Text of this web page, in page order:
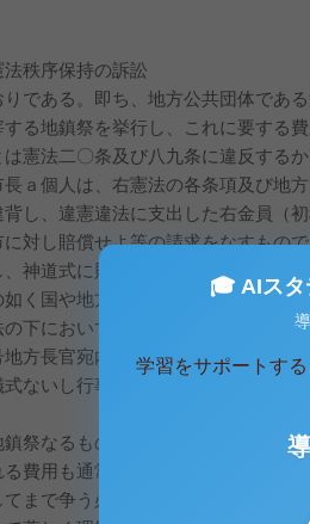
秩序保持の訴訟
である。即ち、地方公共団体であ
る地鎮祭を挙行し、これに要する
憲法二〇条及び八九条に違反する
ａ個人は、右憲法の各条項及び地
し、違憲違法に支出した右金員（
対し賠償せよ等の請求をなすもの
神道式に則つた地鎮祭がしばしば挙
く国や地方公共団体が主催して行う
下においては許されず、行政実例
方長官宛内務・文部次官通達以降
ないし行事を地方公共団体が主催す
祭なるものは、いわば日常的に行
費用も通常は極めて少額であるから
まで争う必要はないとの考えがある
🎓 AIスタ
学習をサポートす